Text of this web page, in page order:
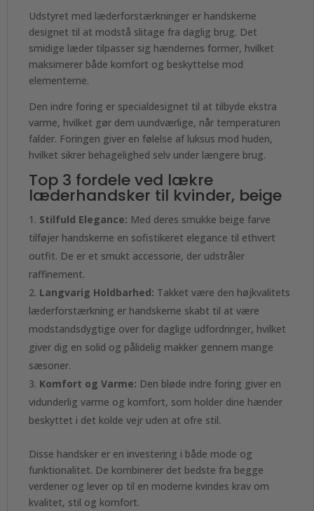
Udstyret med læderforstærkninger er handskerne
designet til at modstå slitage fra daglig brug. Det
smidige læder tilpasser sig hændernes former, hvilket
maksimerer både komfort og beskyttelse mod
elementerne.
Den indre foring er specialdesignet til at tilbyde ekstra
varme, hvilket gør dem uundværlige, når temperaturen
falder. Foringen giver en følelse af luksus mod huden,
hvilket sikrer behagelighed selv under længere brug.
Top 3 fordele ved lækre
læderhandsker til kvinder, beige
Stilfuld Elegance: Med deres smukke beige farve
tilføjer handskerne en sofistikeret elegance til ethvert
outfit. De er et smukt accessorie, der udstråler
raffinement.
Langvarig Holdbarhed: Takket være den højkvalitets
læderforstærkning er handskerne skabt til at være
modstandsdygtige over for daglige udfordringer, hvilket
giver dig en solid og pålidelig makker gennem mange
sæsoner.
Komfort og Varme: Den bløde indre foring giver en
vidunderlig varme og komfort, som holder dine hænder
beskyttet i det kolde vejr uden at ofre stil.
Disse handsker er en investering i både mode og
funktionalitet. De kombinerer det bedste fra begge
verdener og lever op til en moderne kvindes krav om
kvalitet, stil og komfort.